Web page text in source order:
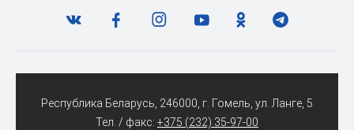
Республика Беларусь, 246000, г. Гомель, ул. Ланге, 5
Тел. / факс: +375 (232) 35-97-00